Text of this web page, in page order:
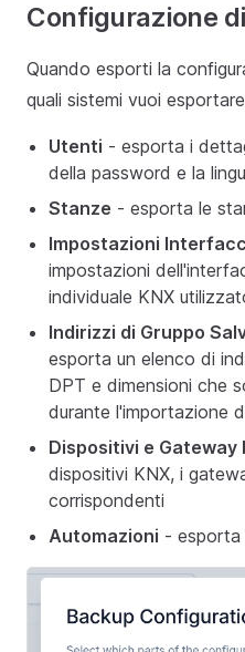
Configurazione
Quando esporti la
quali sistemi vuoi
Utenti - esporta i
della password e la
Stanze - esporta le
Impostazioni
impostazioni
individuale KNX
Indirizzi di Gruppo
esporta un elenco di
DPT e dimensioni che
durante l'importazione
Dispositivi e Gateway
dispositivi KNX, i
corrispondenti
Automazioni - esporta